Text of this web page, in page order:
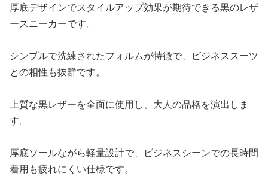
厚底デザインでスタイルアップ効果が期待できる黒のレザ
ースニーカーです。
シンプルで洗練されたフォルムが特徴で、ビジネススーツ
との相性も抜群です。
上質な黒レザーを全面に使用し、大人の品格を演出しま
す。
厚底ソールながら軽量設計で、ビジネスシーンでの長時間
着用も疲れにくい仕様です。